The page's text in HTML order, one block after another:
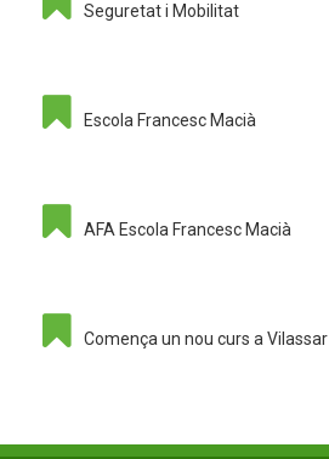
Seguretat i Mobilitat
Escola Francesc Macià
AFA Escola Francesc Macià
Comença un nou curs a Vilassar